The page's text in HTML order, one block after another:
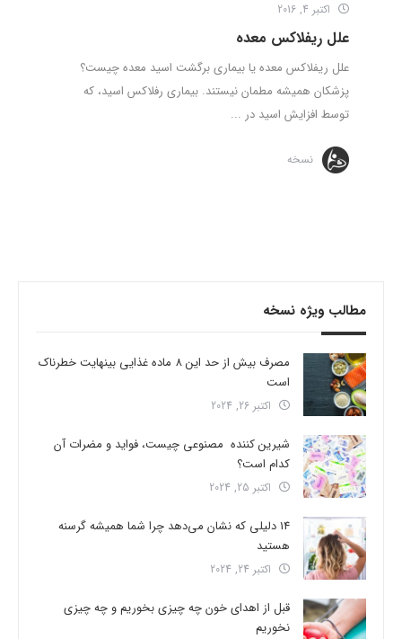
اکتبر 4, 2016
علل ریفلاکس معده
علل ریفلاکس معده یا بیماری برگشت اسید معده چیست؟
پزشکان همیشه مطمان نیستند. بیماری رفلاکس اسید، که
توسط افزایش اسید در ...
نسخه
مطالب ویژه نسخه
مصرف بیش از حد این 8 ماده غذایی بینهایت خطرناک
است
اکتبر 26, 2024
شیرین کننده مصنوعی چیست، فواید و مضرات آن
کدام است؟
اکتبر 25, 2024
14 دلیلی که نشان می‌دهد چرا شما همیشه گرسنه
هستید
اکتبر 24, 2024
قبل از اهدای خون چه چیزی بخوریم و چه چیزی
نخوریم